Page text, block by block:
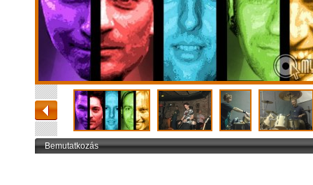
Bemutatkozás